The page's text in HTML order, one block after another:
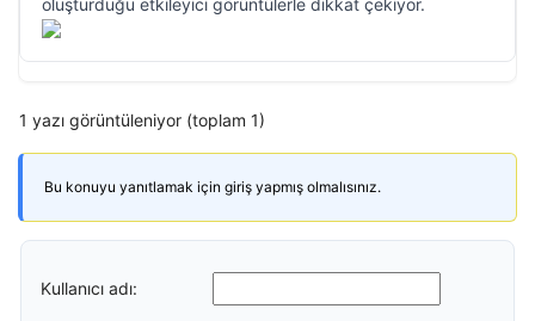
oluşturduğu etkileyici görüntülerle dikkat çekiyor.
1 yazı görüntüleniyor (toplam 1)
Bu konuyu yanıtlamak için giriş yapmış olmalısınız.
Kullanıcı adı: